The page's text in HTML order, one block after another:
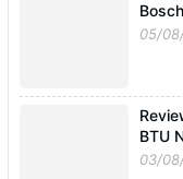
Bosch
05/
BTU
03/